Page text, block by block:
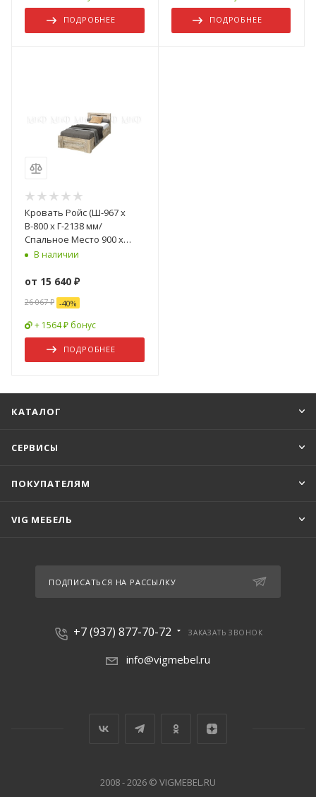
ПОДРОБНЕЕ ПОДРОБНЕЕ
Кровать Ройс (Ш-967 x
В-800 x Г-2138 мм/
Спальное Место 900 x
2000 мм) Дуб Юкон/Бетон
В наличии
от 15 640 ₽
26 067 ₽ -40%
+ 1564 ₽ бонус
ПОДРОБНЕЕ
КАТАЛОГ
СЕРВИСЫ
ПОКУПАТЕЛЯМ
VIG МЕБЕЛЬ
ПОДПИСАТЬСЯ НА РАССЫЛКУ
+7 (937) 877-70-72 ЗАКАЗАТЬ ЗВОНОК
info@vigmebel.ru
2008 - 2026 © VIGMEBEL.RU